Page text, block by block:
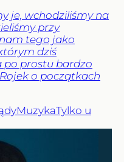
je, wchodziliśmy na
przy
tego jako
dziś
po prostu bardzo
o początkach
MuzykaTylko u